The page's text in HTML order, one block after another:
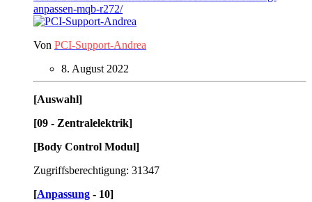
anpassen-mqb-r272/
Von PCI-Support-Andrea
8. August 2022
[Auswahl]
[09 - Zentralelektrik]
[Body Control Modul]
Zugriffsberechtigung: 31347
[Anpassung - 10]